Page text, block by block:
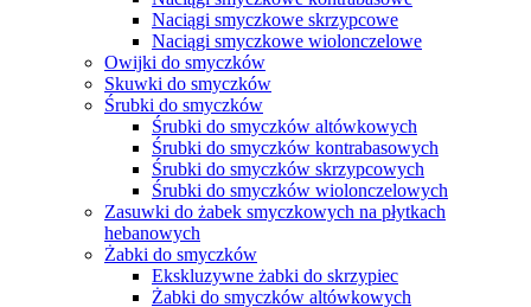
Naciągi smyczkowe skrzypcowe
Naciągi smyczkowe wiolonczelowe
Owijki do smyczków
Skuwki do smyczków
Śrubki do smyczków
Śrubki do smyczków altówkowych
Śrubki do smyczków kontrabasowych
Śrubki do smyczków skrzypcowych
Śrubki do smyczków wiolonczelowych
Zasuwki do żabek smyczkowych na płytkach
hebanowych
Żabki do smyczków
Ekskluzywne żabki do skrzypiec
Żabki do smyczków altówkowych